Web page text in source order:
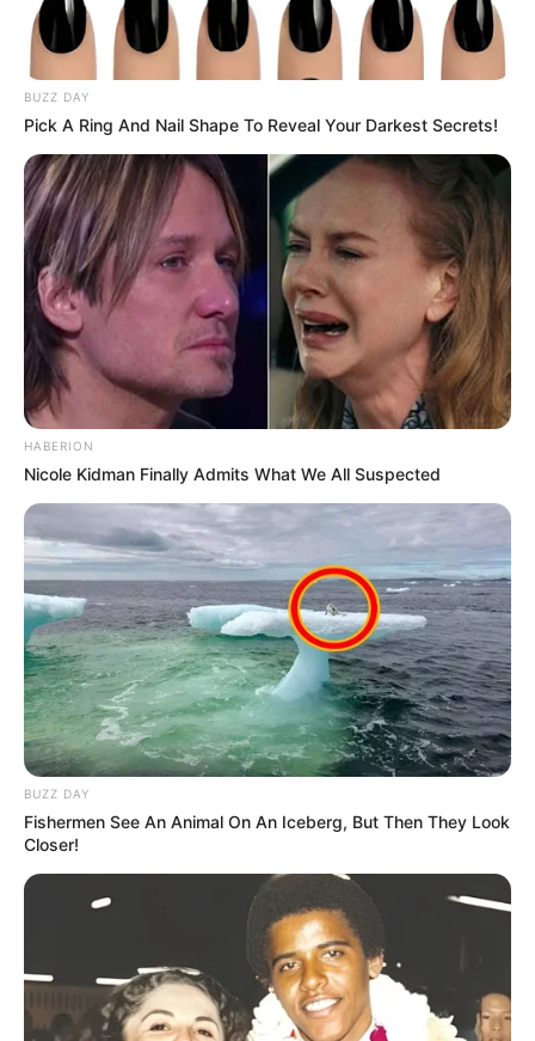
contribuintes.
Motos e bicicletas para ACS e ACE: veja o
Agente de Saúde é indiciada por falsificar
visitas que nunca aconteceram.
Mais de 300 ACS e ACE recebem bicicletas
elétricas, barcos, celulares e aplicativo...
PEC 14 avança no Senado e cumpre
sessões de discussão; Aposentadoria
DIVERSAS
MATÉRIAS EM DESTAQUE NOS ÚLTIMOS 30 DIAS
Prefeitura realiza a maior entrega de
motocicletas aos Agentes de Saúde da
R$ 4,61 bilhões para 2,7 milhões de
contribuintes.
Motos e bicicletas para ACS e ACE: veja o
passo a passo para conseguir o
benefício.
BUZZ DAY
Pick A Ring And Nail Shape To Reveal Your Darkest Secrets!
HABERION
Nicole Kidman Finally Admits What We All Suspected
BUZZ DAY
Fishermen See An Animal On An Iceberg, But Then They Look
Closer!